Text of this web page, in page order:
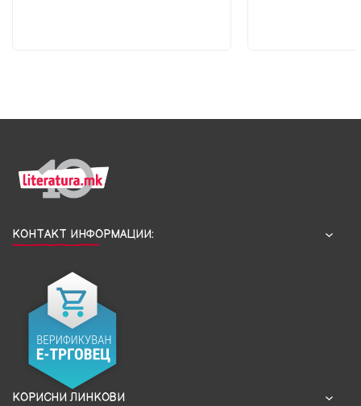
КОНТАКТ ИНФОРМАЦИИ:
КОРИСНИ ЛИНКОВИ